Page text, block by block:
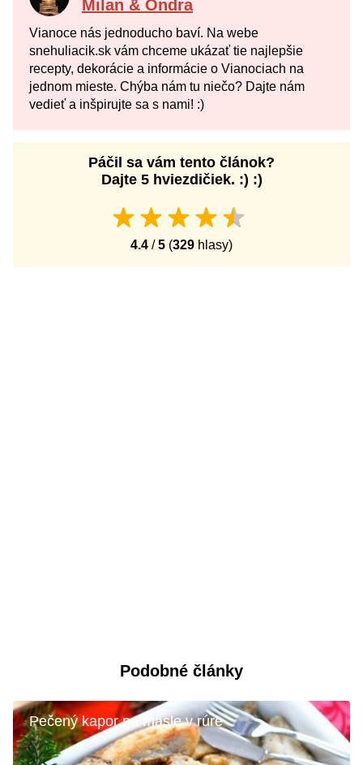
Milan & Ondra
Vianoce nás jednoducho baví. Na webe
snehuliacik.sk vám chceme ukázať tie najlepšie
recepty, dekorácie a informácie o Vianociach na
jednom mieste. Chýba nám tu niečo? Dajte nám
vedieť a inšpirujte sa s nami! :)
Páčil sa vám tento článok?
Dajte 5 hviezdičiek. :) :)
4.4 /5 (329 hlasy)
Podobné články
Pečený kapor na masle v rúre